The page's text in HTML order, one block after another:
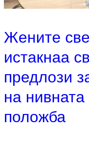
Жените
истакнаа
предлози
на
положба